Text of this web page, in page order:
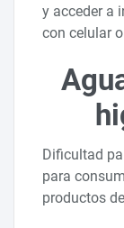
y acceder a
con celular
Dificultad
para
productos